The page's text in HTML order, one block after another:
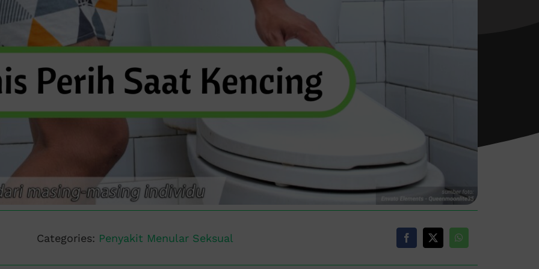
Categories: Penyakit Menular Seksual